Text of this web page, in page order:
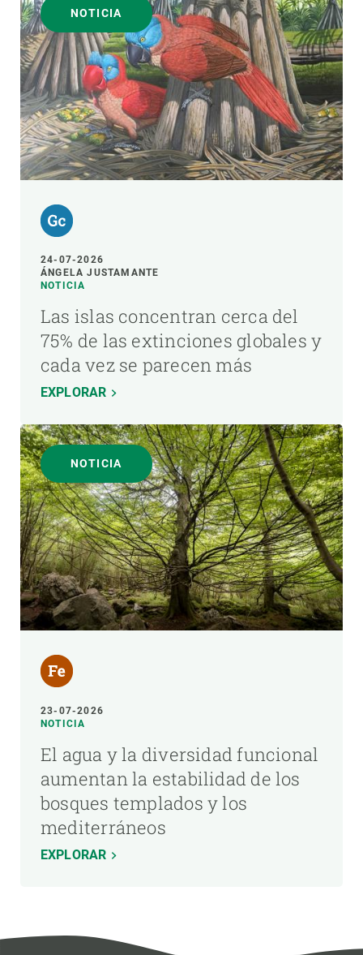
NOTICIA
24-07-2026
ÁNGELA JUSTAMANTE
NOTICIA
Las islas concentran cerca del
75% de las extinciones globales y
cada vez se parecen más
EXPLORAR
NOTICIA
23-07-2026
NOTICIA
El agua y la diversidad funcional
aumentan la estabilidad de los
bosques templados y los
mediterráneos
EXPLORAR